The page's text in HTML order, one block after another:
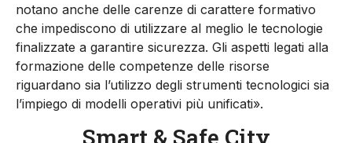
notano anche delle carenze di carattere formativo
che impediscono di utilizzare al meglio le tecnologie
finalizzate a garantire sicurezza. Gli aspetti legati alla
formazione delle competenze delle risorse
riguardano sia l’utilizzo degli strumenti tecnologici sia
l’impiego di modelli operativi più unificati».